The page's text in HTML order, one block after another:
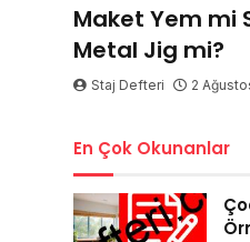
Maket Yem mi
Metal Jig mi?
Staj Defteri 2
En Çok Okunanlar